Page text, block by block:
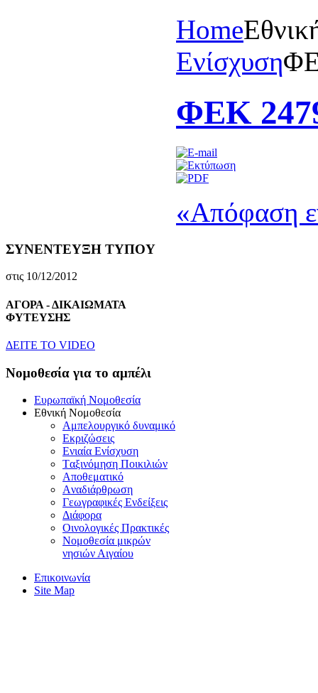
Home
Eνίσχυση
ΦΕΚ
«Απόφαση
ΣΥΝΕΝΤΕΥΞΗ ΤΥΠΟΥ
στις 10/12/2012
ΑΓΟΡΑ - ΔΙΚΑΙΩΜΑΤΑ
ΦΥΤΕΥΣΗΣ
ΔEITE TO VIDEO
Nομοθεσία για το αμπέλι
Eυρωπαϊκή Nομοθεσία
Eθνική Nομοθεσία
Aμπελουργικό δυναμικό
Eκριζώσεις
Eνιαία Eνίσχυση
Tαξινόμηση Ποικιλιών
Aποθεματικό
Aναδιάρθρωση
Γεωγραφικές Ενδείξεις
Διάφορα
Oινολογικές Πρακτικές
Νομοθεσία μικρών
νησιών Αιγαίου
Επικοινωνία
Site Map